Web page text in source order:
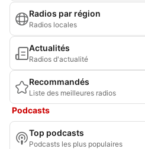
Radios par région
Radios locales
Actualités
Radios d'actualité
Recommandés
Liste des meilleures radios
Podcasts
Top podcasts
Podcasts les plus populaires